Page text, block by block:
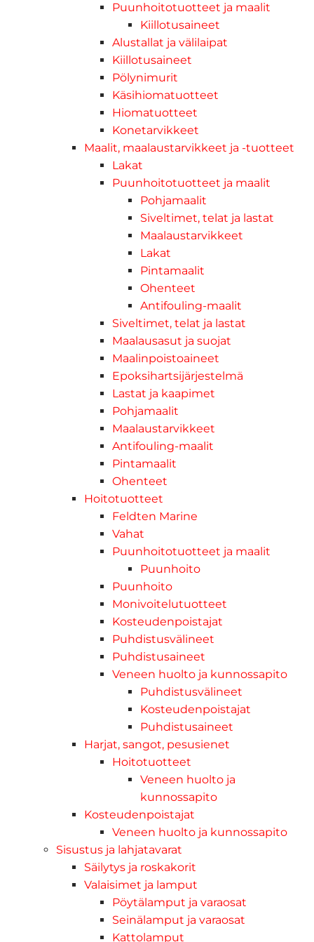
Puunhoitotuotteet ja maalit
Kiillotusaineet
Alustallat ja välilaipat
Kiillotusaineet
Pölynimurit
Käsihiomatuotteet
Hiomatuotteet
Konetarvikkeet
Maalit, maalaustarvikkeet ja -tuotteet
Lakat
Puunhoitotuotteet ja maalit
Pohjamaalit
Siveltimet, telat ja lastat
Maalaustarvikkeet
Lakat
Pintamaalit
Ohenteet
Antifouling-maalit
Siveltimet, telat ja lastat
Maalausasut ja suojat
Maalinpoistoaineet
Epoksihartsijärjestelmä
Lastat ja kaapimet
Pohjamaalit
Maalaustarvikkeet
Antifouling-maalit
Pintamaalit
Ohenteet
Hoitotuotteet
Feldten Marine
Vahat
Puunhoitotuotteet ja maalit
Puunhoito
Puunhoito
Monivoitelutuotteet
Kosteudenpoistajat
Puhdistusvälineet
Puhdistusaineet
Veneen huolto ja kunnossapito
Puhdistusvälineet
Kosteudenpoistajat
Puhdistusaineet
Harjat, sangot, pesusienet
Hoitotuotteet
Veneen huolto ja
kunnossapito
Kosteudenpoistajat
Veneen huolto ja kunnossapito
Sisustus ja lahjatavarat
Säilytys ja roskakorit
Valaisimet ja lamput
Pöytälamput ja varaosat
Seinälamput ja varaosat
Kattolamput